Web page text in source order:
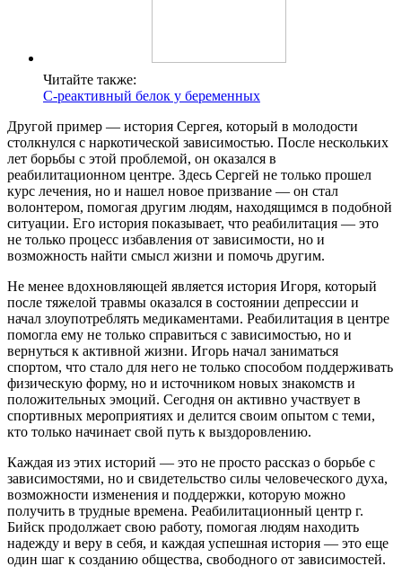
Читайте также:
С-реактивный белок у беременных
Другой пример — история Сергея, который в молодости
столкнулся с наркотической зависимостью. После нескольких
лет борьбы с этой проблемой, он оказался в
реабилитационном центре. Здесь Сергей не только прошел
курс лечения, но и нашел новое призвание — он стал
волонтером, помогая другим людям, находящимся в подобной
ситуации. Его история показывает, что реабилитация — это
не только процесс избавления от зависимости, но и
возможность найти смысл жизни и помочь другим.
Не менее вдохновляющей является история Игоря, который
после тяжелой травмы оказался в состоянии депрессии и
начал злоупотреблять медикаментами. Реабилитация в центре
помогла ему не только справиться с зависимостью, но и
вернуться к активной жизни. Игорь начал заниматься
спортом, что стало для него не только способом поддерживать
физическую форму, но и источником новых знакомств и
положительных эмоций. Сегодня он активно участвует в
спортивных мероприятиях и делится своим опытом с теми,
кто только начинает свой путь к выздоровлению.
Каждая из этих историй — это не просто рассказ о борьбе с
зависимостями, но и свидетельство силы человеческого духа,
возможности изменения и поддержки, которую можно
получить в трудные времена. Реабилитационный центр г.
Бийск продолжает свою работу, помогая людям находить
надежду и веру в себя, и каждая успешная история — это еще
один шаг к созданию общества, свободного от зависимостей.